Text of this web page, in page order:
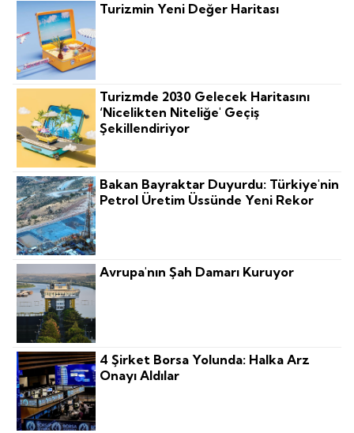
Turizmin Yeni Değer Haritası
Turizmde 2030 Gelecek Haritasını
‘nicelikten Niteliğe' Geçiş
Şekillendiriyor
Bakan Bayraktar Duyurdu: Türkiye'nin
Petrol Üretim Üssünde Yeni Rekor
Avrupa'nın Şah Damarı Kuruyor
4 Şirket Borsa Yolunda: Halka Arz
Onayı Aldılar